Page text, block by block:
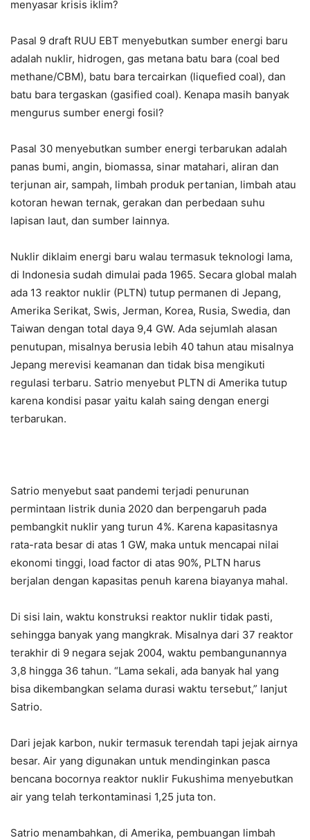
menyasar krisis iklim?
Pasal 9 draft RUU EBT menyebutkan sumber energi baru
adalah nuklir, hidrogen, gas metana batu bara (coal bed
methane/CBM), batu bara tercairkan (liquefied coal), dan
batu bara tergaskan (gasified coal). Kenapa masih banyak
mengurus sumber energi fosil?
Pasal 30 menyebutkan sumber energi terbarukan adalah
panas bumi, angin, biomassa, sinar matahari, aliran dan
terjunan air, sampah, limbah produk pertanian, limbah atau
kotoran hewan ternak, gerakan dan perbedaan suhu
lapisan laut, dan sumber lainnya.
Nuklir diklaim energi baru walau termasuk teknologi lama,
di Indonesia sudah dimulai pada 1965. Secara global malah
ada 13 reaktor nuklir (PLTN) tutup permanen di Jepang,
Amerika Serikat, Swis, Jerman, Korea, Rusia, Swedia, dan
Taiwan dengan total daya 9,4 GW. Ada sejumlah alasan
penutupan, misalnya berusia lebih 40 tahun atau misalnya
Jepang merevisi keamanan dan tidak bisa mengikuti
regulasi terbaru. Satrio menyebut PLTN di Amerika tutup
karena kondisi pasar yaitu kalah saing dengan energi
terbarukan.
Satrio menyebut saat pandemi terjadi penurunan
permintaan listrik dunia 2020 dan berpengaruh pada
pembangkit nuklir yang turun 4%. Karena kapasitasnya
rata-rata besar di atas 1 GW, maka untuk mencapai nilai
ekonomi tinggi, load factor di atas 90%, PLTN harus
berjalan dengan kapasitas penuh karena biayanya mahal.
Di sisi lain, waktu konstruksi reaktor nuklir tidak pasti,
sehingga banyak yang mangkrak. Misalnya dari 37 reaktor
terakhir di 9 negara sejak 2004, waktu pembangunannya
3,8 hingga 36 tahun. “Lama sekali, ada banyak hal yang
bisa dikembangkan selama durasi waktu tersebut,” lanjut
Satrio.
Dari jejak karbon, nukir termasuk terendah tapi jejak airnya
besar. Air yang digunakan untuk mendinginkan pasca
bencana bocornya reaktor nuklir Fukushima menyebutkan
air yang telah terkontaminasi 1,25 juta ton.
Satrio menambahkan, di Amerika, pembuangan limbah